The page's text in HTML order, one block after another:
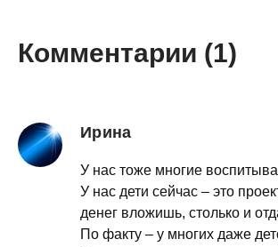
Комментарии (1)
Ирина
У нас тоже многие
У нас дети сейчас – это
денег вложишь, столько и
По факту – у многих даже